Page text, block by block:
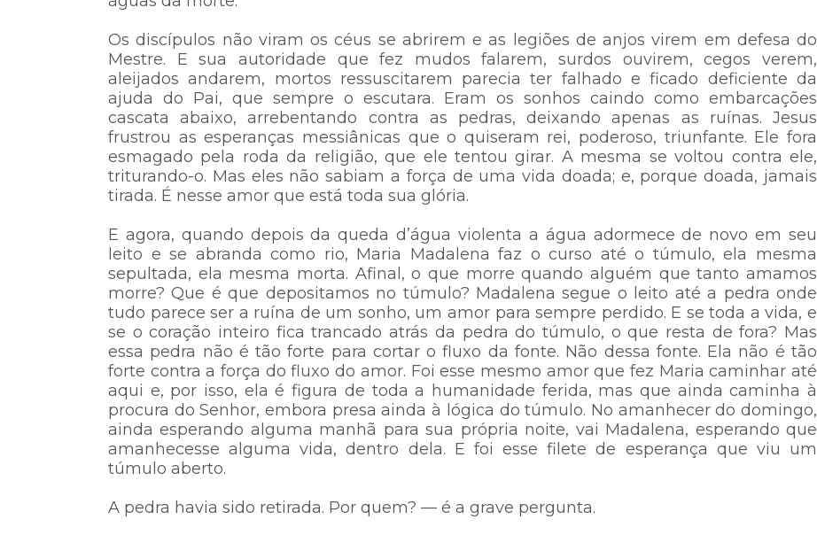
Os discípulos não viram os céus se abrirem e as legiões de anjos virem em defesa do
Mestre. E sua autoridade que fez mudos falarem, surdos ouvirem, cegos verem,
aleijados andarem, mortos ressuscitarem parecia ter falhado e ficado deficiente da
ajuda do Pai, que sempre o escutara. Eram os sonhos caindo como embarcações
cascata abaixo, arrebentando contra as pedras, deixando apenas as ruínas. Jesus
frustrou as esperanças messiânicas que o quiseram rei, poderoso, triunfante. Ele fora
esmagado pela roda da religião, que ele tentou girar. A mesma se voltou contra ele,
triturando-o. Mas eles não sabiam a força de uma vida doada; e, porque doada, jamais
tirada. É nesse amor que está toda sua glória.
E agora, quando depois da queda d’água violenta a água adormece de novo em seu
leito e se abranda como rio, Maria Madalena faz o curso até o túmulo, ela mesma
sepultada, ela mesma morta. Afinal, o que morre quando alguém que tanto amamos
morre? Que é que depositamos no túmulo? Madalena segue o leito até a pedra onde
tudo parece ser a ruína de um sonho, um amor para sempre perdido. E se toda a vida, e
se o coração inteiro fica trancado atrás da pedra do túmulo, o que resta de fora? Mas
essa pedra não é tão forte para cortar o fluxo da fonte. Não dessa fonte. Ela não é tão
forte contra a força do fluxo do amor. Foi esse mesmo amor que fez Maria caminhar até
aqui e, por isso, ela é figura de toda a humanidade ferida, mas que ainda caminha à
procura do Senhor, embora presa ainda à lógica do túmulo. No amanhecer do domingo,
ainda esperando alguma manhã para sua própria noite, vai Madalena, esperando que
amanhecesse alguma vida, dentro dela. E foi esse filete de esperança que viu um
túmulo aberto.
A pedra havia sido retirada. Por quem? — é a grave pergunta.